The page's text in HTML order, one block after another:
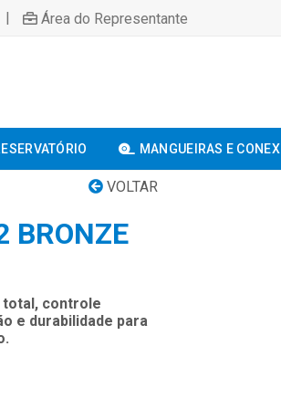
| Área do Representante
MANGUEIRAS E
VOLTAR
BRONZE
total, controle
e durabilidade para